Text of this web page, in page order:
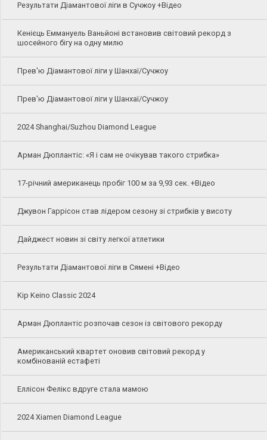
Результати Діамантової ліги в Сучжоу +Відео
Кенієць Еммануель Ваньйоні встановив світовий рекорд з
шосейного бігу на одну милю
Прев'ю Діамантової ліги у Шанхаї/Сучжоу
Прев'ю Діамантової ліги у Шанхаї/Сучжоу
2024 Shanghai/Suzhou Diamond League
Арман Дюплантіс: «Я і сам не очікував такого стрибка»
17-річний американець пробіг 100 м за 9,93 сек. +Відео
Джувон Гаррісон став лідером сезону зі стрибків у висоту
Дайджест новин зі світу легкої атлетики
Результати Діамантової ліги в Сямені +Відео
Kip Keino Classic 2024
Арман Дюплантіс розпочав сезон із світового рекорду
Американський квартет оновив світовий рекорд у
комбінованій естафеті
Еллісон Фелікс вдруге стала мамою
2024 Xiamen Diamond League